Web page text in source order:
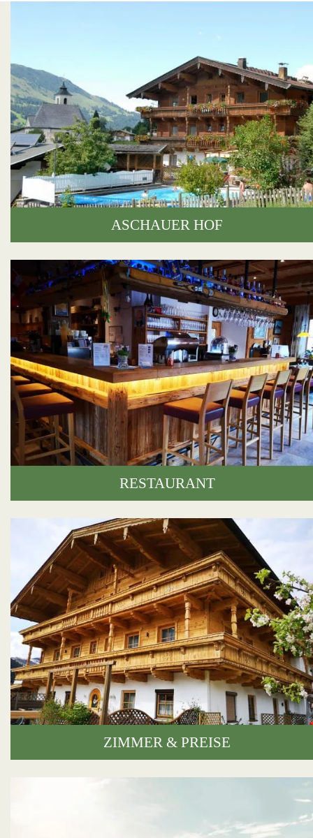
ASCHAUER HOF
RESTAURANT
ZIMMER & PREISE